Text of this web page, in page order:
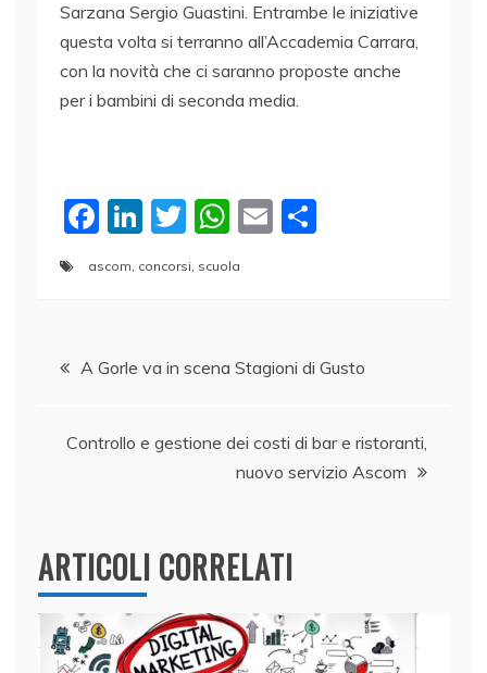
Sarzana Sergio Guastini. Entrambe le iniziative
questa volta si terranno all’Accademia Carrara,
con la novità che ci saranno proposte anche
per i bambini di seconda media.
F
b
o
k
Li
dI
T
w
itt
W
h
A
p
E
vi
ascom, concorsi, scuola
Navigazione
A Gorle va in scena Stagioni di Gusto
Controllo e gestione dei costi di bar e ristoranti,
nuovo servizio Ascom
ARTICOLI CORRELATI